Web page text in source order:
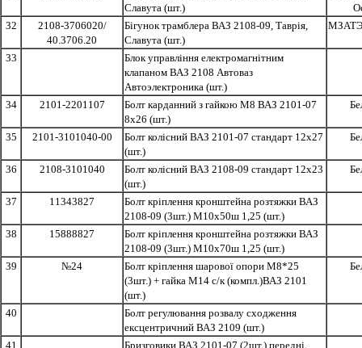
Славута (шт.)
32
2108-3706020/
40.3706.20
Бігунок трамблера ВАЗ 2108-09, Таврія,
Славута (шт.)
МЗАТЭ
33
Блок управління електромагнітним
клапаном ВАЗ 2108 Автоваз
Автоэлектроника (шт.)
34
2101-2201107
Болт карданний з гайкою М8 ВАЗ 2101-07
8x26 (шт.)
35 2101-3101040-00
Болт колісний ВАЗ 2101-07 стандарт 12x27
(шт.)
36 2108-3101040
Болт колісний ВАЗ 2108-09 стандарт 12x23
(шт.)
37 11343827
Болт кріплення кронштейна розтяжки ВАЗ
2108-09 (3шт.) М10x50ш 1,25 (шт.)
38
15888827
Болт кріплення кронштейна розтяжки ВАЗ
2108-09 (3шт.) М10x70ш 1,25 (шт.)
39
№24
Болт кріплення шарової опори М8*25
(3шт.) + гайка М14 с/к (компл.)ВАЗ 2101
(шт.)
40
Болт регулювання розвалу сходження
ексцентричний ВАЗ 2109 (шт.)
41
Бризговики ВАЗ 2101-07 (2шт.) передні,